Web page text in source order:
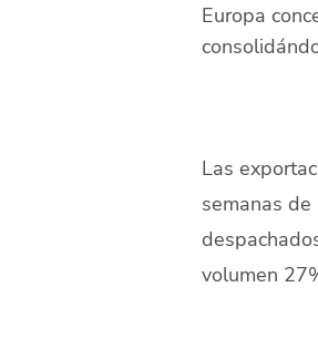
Europa
Las
semanas
volumen